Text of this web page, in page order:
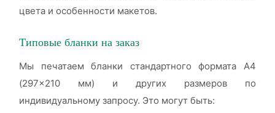
цвета и особенности макетов.
Типовые бланки на заказ
Мы печатаем бланки стандартного формата А4
(297×210 мм) и других размеров по
индивидуальному запросу. Это могут быть: